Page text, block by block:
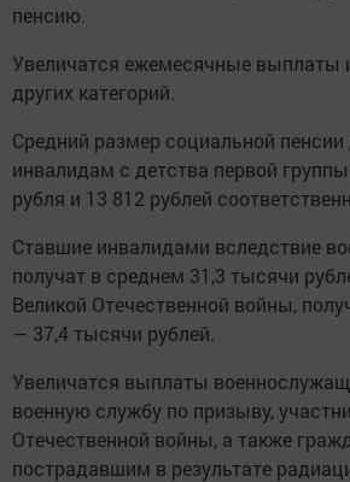
пенсию.
Увеличатся ежемесячные выплаты
других категорий.
Средний размер социальной
инвалидам с детства первой
рубля и 13 812 рублей
Ставшие инвалидами вследствие
получат в среднем 31,3 тысячи
Великой Отечественной войны,
— 37,4 тысячи рублей.
Увеличатся выплаты
военную службу по призыву,
Отечественной войны, а также
пострадавшим в результате